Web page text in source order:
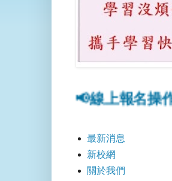
📢線上報名操作方
最新消息
新校網
關於我們